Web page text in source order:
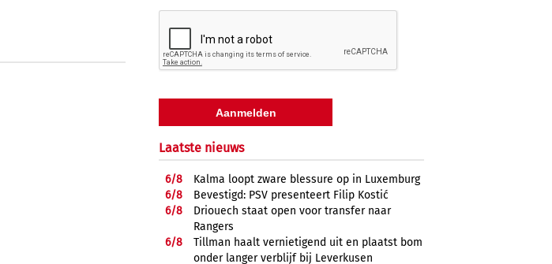
Laatste nieuws
6/8
Kalma loopt zware blessure op in Luxemburg
6/8
Bevestigd: PSV presenteert Filip Kostić
6/8
Driouech staat open voor transfer naar
Rangers
6/8
Tillman haalt vernietigend uit en plaatst bom
onder langer verblijf bij Leverkusen